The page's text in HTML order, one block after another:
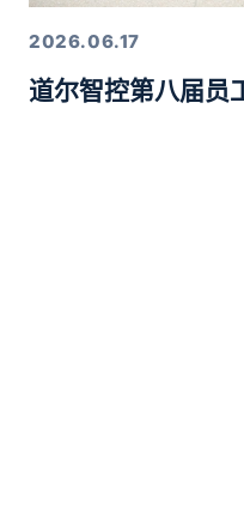
2026.06.17
道尔智控第八届员